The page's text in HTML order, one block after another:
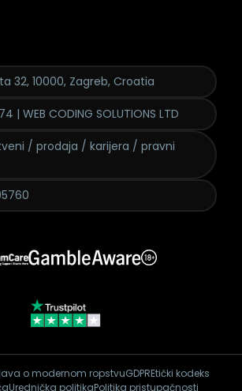
32, 10000, Zagreb, Croatia
| WEB CODING SOLUTIONS LTD
/ prodaja / karijera / pravni
o modernom ropstvuGDPREtički kodeks
Urednička politikaPolitika pristupačnosti